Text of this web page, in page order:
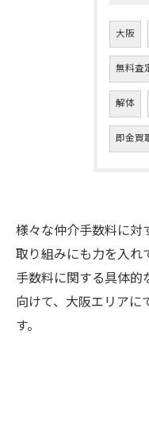
大阪
無料査
解体
即金買
様々な仲介手数料に対
取り組みにも力を入れ
手数料に関する具体
向けて、大阪エリアに
す。